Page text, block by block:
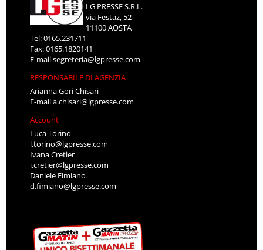
LG PRESSE S.R.L.
via Festaz, 52
11100 AOSTA
Tel: 0165.231711
Fax: 0165.1820141
E-mailsegreteria@lgpresse.com
RESPONSABILE DI AGENZIA
Arianna Gori Chisari
E-maila.chisari@lgpresse.com
Account
Luca Torino
l.torino@lgpresse.com
Ivana Cretier
i.cretier@lgpresse.com
Daniele Fimiano
d.fimiano@lgpresse.com